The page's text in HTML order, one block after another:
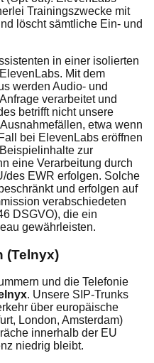
Trainingszwecke mit
löscht sämtliche Ein- und
in einer isolierten
Mit dem
werden Audio- und
verarbeitet und
betrifft nicht unsere
etwa wenn
bei ElevenLabs eröffnen
zur
eine Verarbeitung durch
des EWR erfolgen. Solche
und erfolgen auf
verabschiedeten
DSGVO), die ein
gewährleisten.
(Telnyx)
und die Telefonie
. Unsere SIP‑Trunks
über europäische
London, Amsterdam)
innerhalb der EU
niedrig bleibt.